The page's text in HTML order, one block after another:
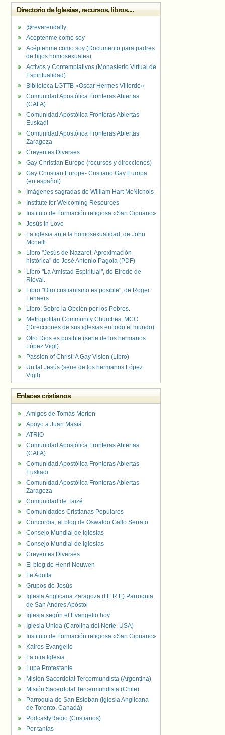
Directorio de Iglesias, recursos, libros....
@reverendally
Acéptenme como soy
Acéptenme como soy (Documento para padres
de hijos homosexuales)
Activos y Contemplativos (Monasterio Virtual de
Espiritualidad)
Biblioteca LGTTB «Oscar Hermes Villordo»
Comunidad Apostólica Fronteras Abiertas
(CAFA)
Comunidad Apostólica Fronteras Abiertas
Euskadi
Comunidad Apostólica Fronteras Abiertas
Zaragoza
Creyentes Diverses
Gay Christian Europe (recursos y direcciones)
Gay Christian Europe- Cristiano Gay Europa
(en español)
Imágenes sagradas de William Hart McNichols
Institute for Welcoming Resources
Instituto de Formación religiosa «San Cipriano»
Jesús in Love
La iglesia ante la homosexualidad, de John
Mcneill
Libro "Jesús de Nazaret. Aproximación
histórica" de José Antonio Pagola (PDF)
Libro "La Amistad Espiritual", de Elredo de
Rieval.
Libro "Otro cristianismo es posible", de Roger
Lenaers
Libro: Sobre la Opción por los Pobres.
Metropolitan Community Churches. MCC.
(Direcciones de sus iglesias en todo el mundo)
Otro Dios es posible (serie de los hermanos
López Vigil)
Passion of Christ: A Gay Vision (Libro)
Un tal Jesús (serie de los hermanos López
Vigil)
Enlaces cristianos
Amigos de Tomás Merton
Apoyo a Juan Masiá
ATRIO
Comunidad Apostólica Fronteras Abiertas
(CAFA)
Comunidad Apostólica Fronteras Abiertas
Euskadi
Comunidad Apostólica Fronteras Abiertas
Zaragoza
Comunidad de Taizé
Comunidades Cristianas Populares
Concordia, el blog de Oswaldo Gallo Serrato
Consejo Mundial de Iglesias
Consejo Mundial de Iglesias
Creyentes Diverses
El blog de Henri Nouwen
Fe Adulta
Grupos de Jesús
Iglesia Anglicana Zaragoza (I.E.R.E) Parroquia
de San Andres Apóstol
Iglesia según el Evangelio hoy
Iglesia Unida (Carolina del Norte, USA)
Instituto de Formación religiosa «San Cipriano»
Kairos Evangelio
La otra Iglesia.
Lupa Protestante
Misión Sacerdotal Tercermundista (Argentina)
Misión Sacerdotal Tercermundista (Chile)
Parroquia de San Esteban (Iglesia Anglicana
de Toronto, Canadá)
PodcastyRadio (Cristianos)
Por tantas